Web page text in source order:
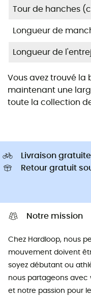
Tour de hanches
Longueur de
Longueur de
Vous avez trouvé la
maintenant une
toute la collection
Livraison
Retour gratuit
Notre mission
Chez Hardloop, nous
mouvement doivent
soyez débutant ou
nous partageons avec
et notre passion pour